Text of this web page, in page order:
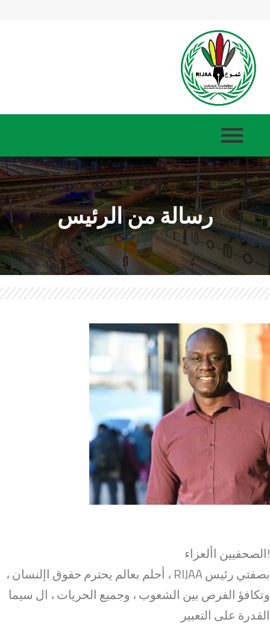
رسالة من الرئيس
!الصحفيين األعزاء
بصفتي رئيس RIJAA ، أحلم بعالم يحترم حقوق اإلنسان ،
وتكافؤ الفرص بين الشعوب ، وجميع الحريات ، ال سيما
القدرة على التعبير